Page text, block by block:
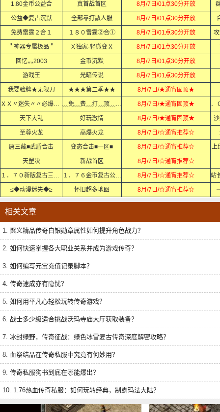
1.80金币公益合 真首战首区 8月/7日/01点30分开放
公益◆复古沉默 全部靠打散人服 8月/7日/01点30分开放
免费雷霆２合１ １８０雷霆②合① 8月/7日/01点30分开放
＂神器专属极品＂ Ｘ独家·轻微变Ｘ 8月/7日/01点30分开放
回忆灬2003 金币沉默 8月/7日/01点30分开放
游戏王 光暗传说 8月/7日/01点30分开放
我要验牌★无限刀 ★★★第二季★★ 8月/7日/★通宵固顶★
ＸＸ〃迷失〃〃必爆充值ＸＸ ﹏免﹏费﹏打﹏顶﹏赞﹏ 8月/7日/★通宵固顶★
天下大乱 好玩激情 8月/7日/★通宵固顶★
至尊火龙 高爆火龙 8月/7日/☆通宵推荐☆
唐三藏■武盾合击 变态合击■一区■ 8月/7日/☆通宵推荐☆ 上
天罡决 新战首区 8月/7日/☆通宵推荐☆
１．７０新版复古三职业 １．７６金币复古公益服 8月/7日/☆通宵推荐☆
≤◆动漫迷失◆≥ 怀旧超多地图 8月/7日/☆通宵推荐☆
相关文章
1. 聚义精品传奇白银勋章属性如何提升角色战力？
2. 如何快速掌握各大职业关系并成为游戏传奇？
3. 如何编写元宝充值记录脚本？
4. 传奇速成亦有隐忧？
5. 如何用平凡心轻松玩转传奇游戏？
6. 战士多少级适合挑战沃玛寺庙大厅获取装备？
7. 冰封绿野，传奇征战：绿色冰雪复古传奇深度解密攻略？
8. 血祭结晶在传奇私服中究竟有何妙用？
9. 传奇私服狗书到底在哪能爆出？
10. 1.76热血传奇私服：如何玩转经典，制霸玛法大陆？